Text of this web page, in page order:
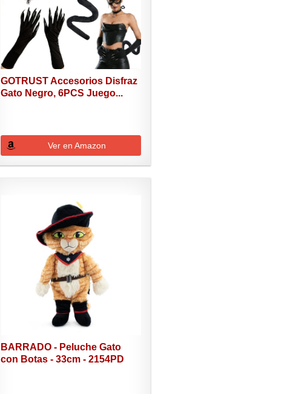
GOTRUST Accesorios Disfraz
Gato Negro, 6PCS Juego...
Ver en Amazon
BARRADO - Peluche Gato
con Botas - 33cm - 2154PD